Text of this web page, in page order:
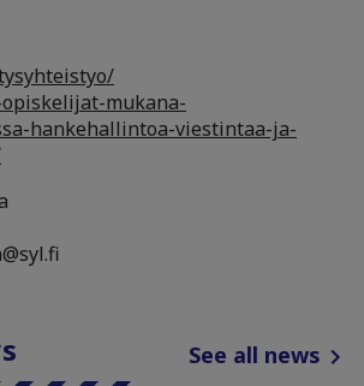
mukana-
hankehallintoa-viestintaa-ja-
See all news